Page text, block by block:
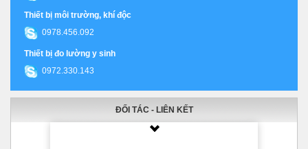
Thiết bị môi trường, khí độc
0978.456.092
Thiết bị đo lường y sinh
0972.330.143
ĐỐI TÁC - LIÊN KẾT